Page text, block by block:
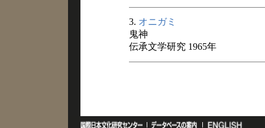
3. オニガミ
鬼神
伝承文学研究 1965年